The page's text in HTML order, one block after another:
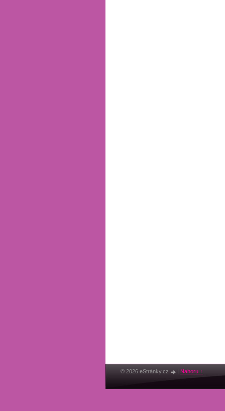
© 2026 eStránky.cz | Nahoru ↑